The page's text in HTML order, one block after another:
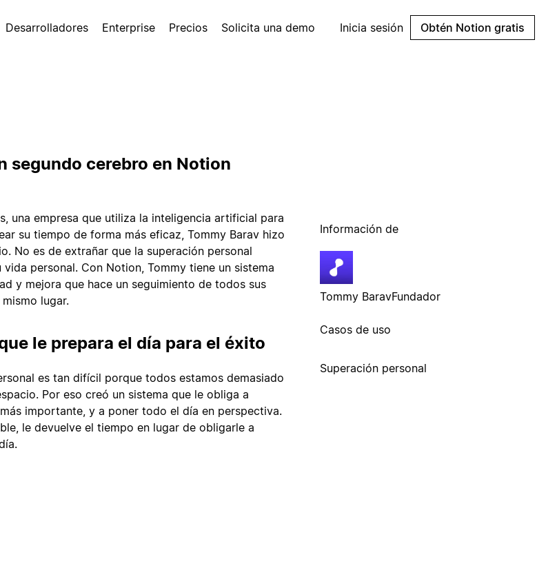
Desarrolladores Enterprise Precios Solicita una demo Inicia sesión Obtén Notion gratis
segundo cerebro en Notion
una empresa que utiliza la inteligencia artificial para
su tiempo de forma más eficaz, Tommy Barav hizo
No es de extrañar que la superación personal
personal. Con Notion, Tommy tiene un sistema
y mejora que hace un seguimiento de todos sus
lugar.
le prepara el día para el éxito
es tan difícil porque todos estamos demasiado
Por eso creó un sistema que le obliga a
importante, y a poner todo el día en perspectiva.
le devuelve el tiempo en lugar de obligarle a
Información de
Tommy BaravFundador
Casos de uso
Superación personal